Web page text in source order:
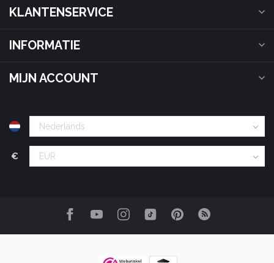
KLANTENSERVICE
INFORMATIE
MIJN ACCOUNT
€